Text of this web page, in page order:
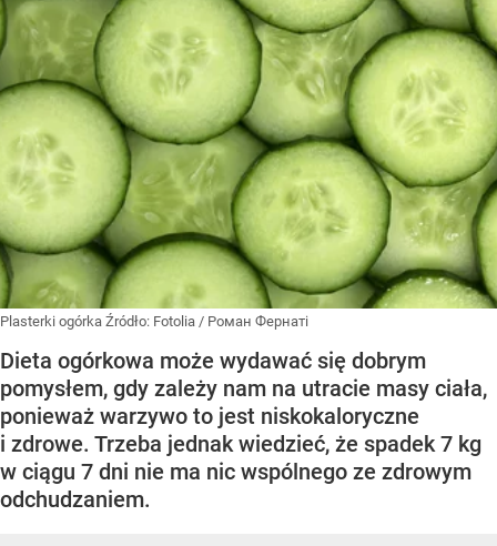
Plasterki ogórka Źródło: Fotolia / Роман Фернаті
Dieta ogórkowa może wydawać się dobrym
pomysłem, gdy zależy nam na utracie masy ciała,
ponieważ warzywo to jest niskokaloryczne
i zdrowe. Trzeba jednak wiedzieć, że spadek 7 kg
w ciągu 7 dni nie ma nic wspólnego ze zdrowym
odchudzaniem.